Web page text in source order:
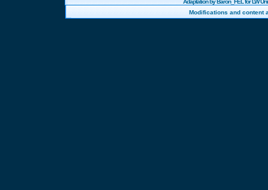
Adaptation by Baron_FEL for LW
Modifications and content